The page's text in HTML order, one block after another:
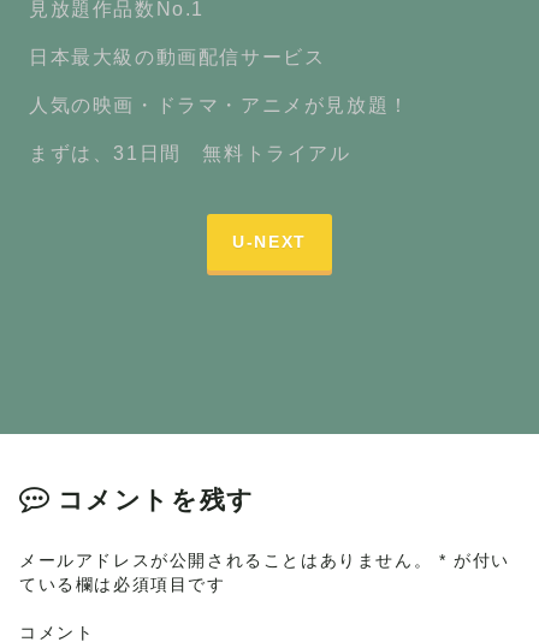
見放題作品数No.1
日本最大級の動画配信サービス
人気の映画・ドラマ・アニメが見放題！
まずは、31日間 無料トライアル
U-NEXT
コメントを残す
メールアドレスが公開されることはありません。 * が付い
ている欄は必須項目です
コメント